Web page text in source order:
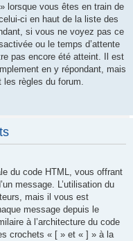
lorsque vous êtes en train de
ci en haut de la liste des
si vous ne voyez pas ce
ou le temps d’attente
pas encore été atteint. Il est
en y répondant, mais
règles du forum.
du code HTML, vous offrant
message. L’utilisation du
mais il vous est
message depuis le
à l’architecture du code
crochets « [ » et « ] » à la